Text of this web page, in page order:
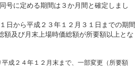
号に定める期間は３か月間と確定しまし
日から平成２３年１２月３１日までの期間
及び月末上場時価総額が所要額以上とな
成２４年１２月末まで、一部変更（所要額